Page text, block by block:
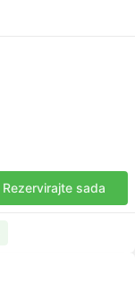
Rezervirajte sada